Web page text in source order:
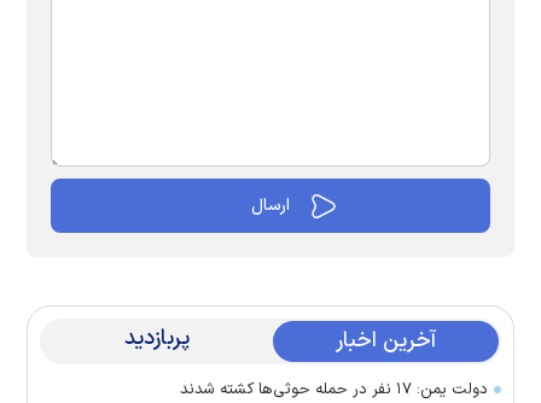
آخرین اخبار پربازدید
دولت یمن: ۱۷ نفر در حمله حوثی‌ها کشته شدند